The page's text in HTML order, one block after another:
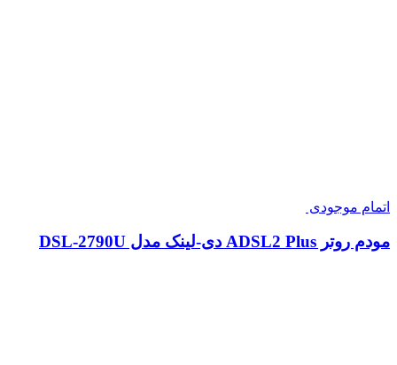
اتمام موجودی
مودم روتر ADSL2 Plus دی-لینک مدل DSL-2790U